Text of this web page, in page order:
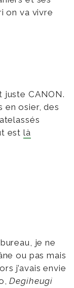
on va vivre
juste CANON.
en osier, des
estlà
je ne
ou pas mais
j’avais envie
Degiheugi